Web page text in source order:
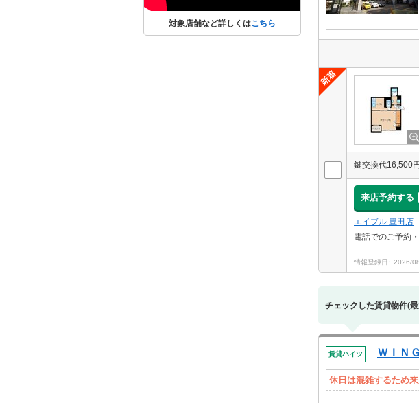
対象店舗など詳しくはこちら
鍵交換代16,500
来店予約する
エイブル 豊田店
電話でのご予約
情報登録日 2026/
チェックした賃貸物件(
賃貸ハイツ ＷＩＮ
休日は混雑するため